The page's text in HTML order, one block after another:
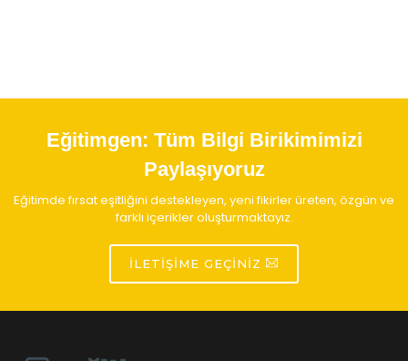
Eğitimgen: Tüm Bilgi Birikimimizi
Paylaşıyoruz
Eğitimde fırsat eşitliğini destekleyen, yeni fikirler üreten, özgün ve
farklı içerikler oluşturmaktayız.
İLETIŞIME GEÇINIZ